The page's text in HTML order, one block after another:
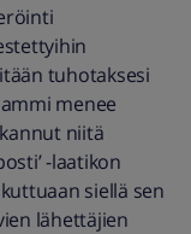
tuhotaksesi
menee
niitä
-laatikon
siellä sen
lähettäjien